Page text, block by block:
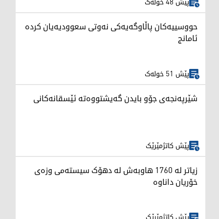
حووسییەکان پاڵاوگەیەکی نەوتی سعوودیەیان کردە
ئامانج
پێش 51 خولەک
شێرپەنجەی جۆو بایدن گەیشتووەتە ئێسقانەکانی
پێش کاتژمێرێک
زیاتر لە 1760 هاوبەش لە دهۆک سیستەمی وزەی
خۆریان داناوە